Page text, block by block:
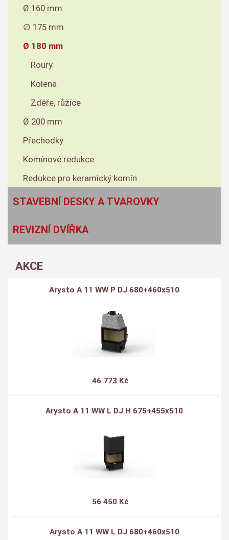
Ø 160 mm
∅ 175 mm
Ø 180 mm
Roury
Kolena
Zděře, růžice
Ø 200 mm
Přechodky
Komínové redukce
Redukce pro keramický komín
STAVEBNÍ DESKY A TVAROVKY
REVIZNÍ DVÍŘKA
AKCE
Arysto A 11 WW P DJ 680+460x510
46 773 Kč
Arysto A 11 WW L DJ H 675+455x510
56 450 Kč
Arysto A 11 WW L DJ 680+460x510